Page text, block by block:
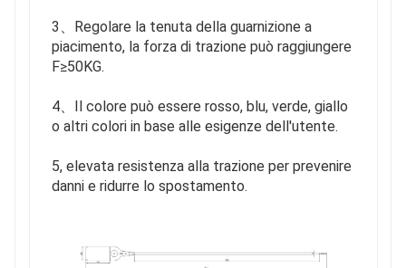
3、Regolare la tenuta della guarnizione a
piacimento, la forza di trazione può raggiungere
F≥50KG.
4、Il colore può essere rosso, blu, verde, giallo
o altri colori in base alle esigenze dell'utente.
5, elevata resistenza alla trazione per prevenire
danni e ridurre lo spostamento.